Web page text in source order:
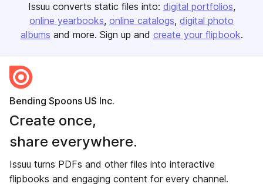
Issuu converts static files into: digital portfolios
online yearbooks online catalogs digital photo
albums and more. Sign up and create your flipbook.
Bending Spoons US Inc.
Create once,
share everywhere.
Issuu turns PDFs and other files into interactive
flipbooks and engaging content for every channel.